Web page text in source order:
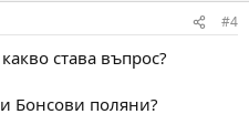
#4
става въпрос?
Бонсови поляни?